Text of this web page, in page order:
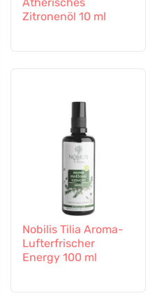
Zitronenöl 10 ml
Nobilis Tilia Aroma-
Lufterfrischer
Energy 100 ml